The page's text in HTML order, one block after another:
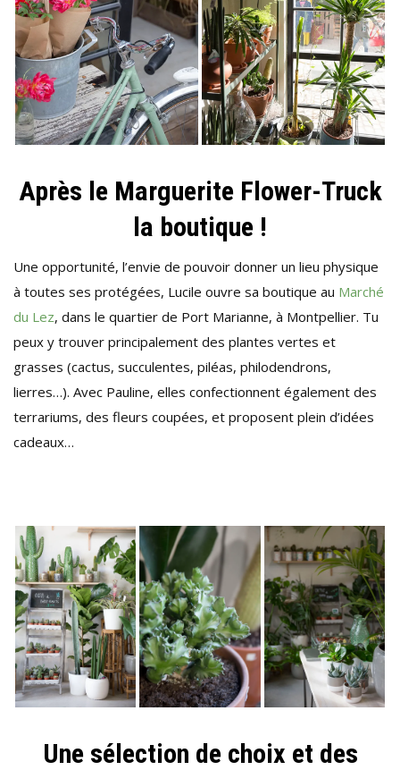
Après le Marguerite Flower-Truck
la boutique !
Une opportunité, l’envie de pouvoir donner un lieu physique
à toutes ses protégées, Lucile ouvre sa boutique au Marché
du Lez, dans le quartier de Port Marianne, à Montpellier. Tu
peux y trouver principalement des plantes vertes et
grasses (cactus, succulentes, piléas, philodendrons,
lierres…). Avec Pauline, elles confectionnent également des
terrariums, des fleurs coupées, et proposent plein d’idées
cadeaux…
Une sélection de choix et des